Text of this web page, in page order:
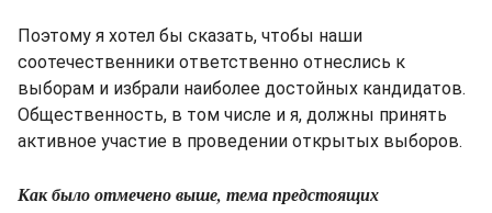
Поэтому я хотел бы сказать, чтобы наши
соотечественники ответственно отнеслись к
выборам и избрали наиболее достойных кандидатов.
Общественность, в том числе и я, должны принять
активное участие в проведении открытых выборов.
Как было отмечено выше, тема предстоящих